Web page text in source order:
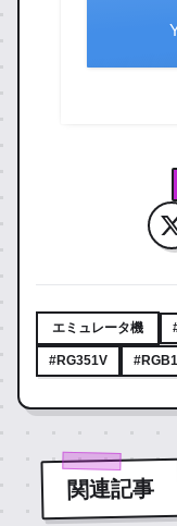
エミュレータ機
#RG351V
関連記事